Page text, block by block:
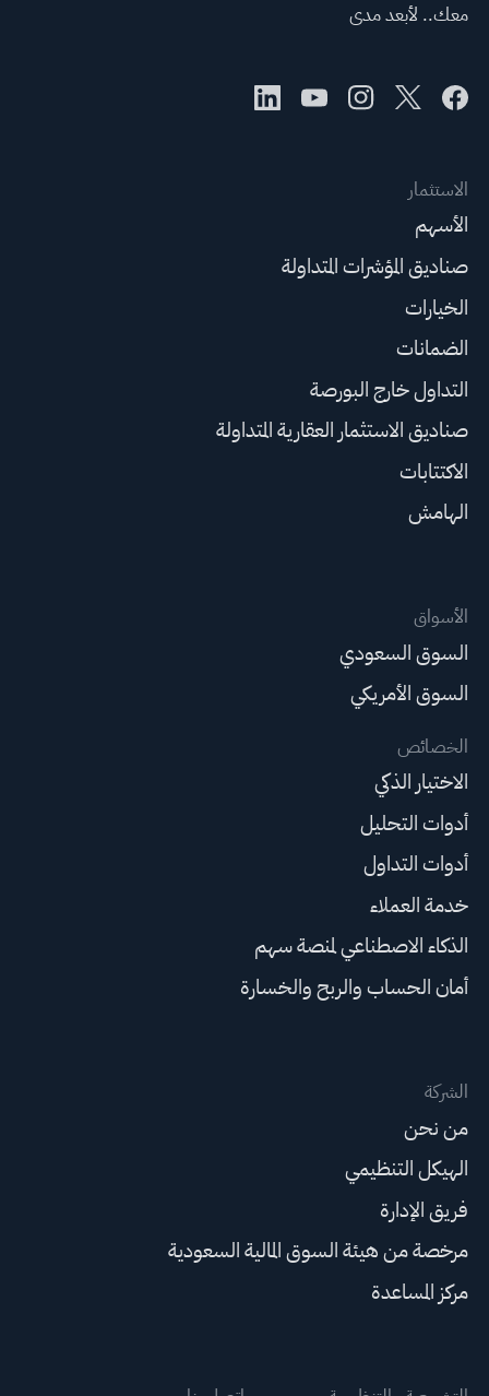
معك.. لأبعد مدى
الاستثمار
الأسهم
صناديق المؤشرات المتداولة
الخيارات
الضمانات
التداول خارج البورصة
صناديق الاستثمار العقارية المتداولة
الاكتتابات
الهامش
الأسواق
السوق السعودي
السوق الأمريكي
الخصائص
الاختيار الذكي
أدوات التحليل
أدوات التداول
خدمة العملاء
الذكاء الاصطناعي لمنصة سهم
أمان الحساب والربح والخسارة
الشركة
من نحن
الهيكل التنظيمي
فريق الإدارة
مرخصة من هيئة السوق المالية السعودية
مركز المساعدة